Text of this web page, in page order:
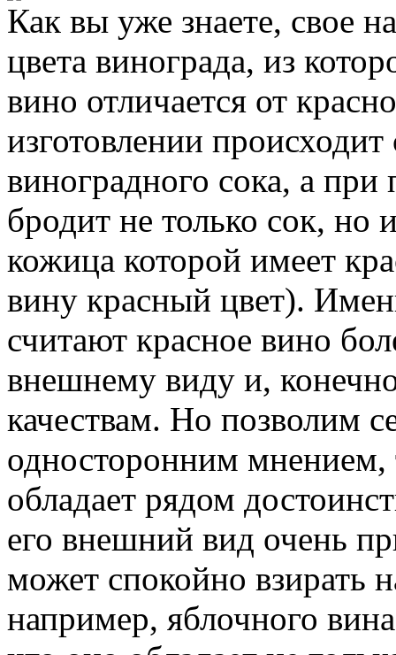
Как вы уже знаете, свое
цвета винограда, из
вино отличается от
изготовлении
виноградного сока, а при
бродит не только сок, но
кожица которой имеет
вину красный цвет).
считают красное вино
внешнему виду и,
качествам. Но позволим
односторонним мнением,
обладает рядом
его внешний вид очень
может спокойно взирать
например, яблочного